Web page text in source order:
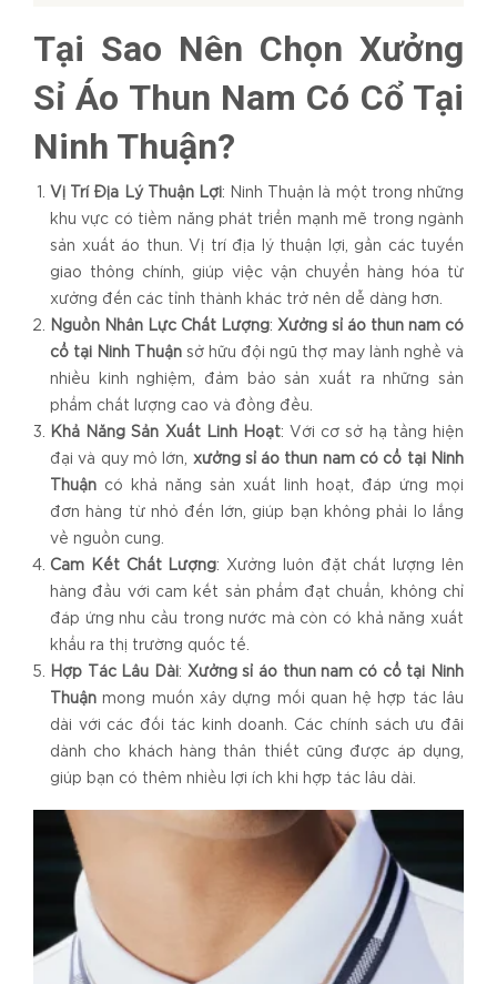
Tại Sao Nên Chọn Xưởng
Sỉ Áo Thun Nam Có Cổ Tại
Ninh Thuận?
Vị Trí Địa Lý Thuận Lợi: Ninh Thuận là một trong những
khu vực có tiềm năng phát triển mạnh mẽ trong ngành
sản xuất áo thun. Vị trí địa lý thuận lợi, gần các tuyến
giao thông chính, giúp việc vận chuyển hàng hóa từ
xưởng đến các tỉnh thành khác trở nên dễ dàng hơn.
Nguồn Nhân Lực Chất Lượng: Xưởng sỉ áo thun nam có
cổ tại Ninh Thuậnsở hữu đội ngũ thợ may lành nghề và
nhiều kinh nghiệm, đảm bảo sản xuất ra những sản
phẩm chất lượng cao và đồng đều.
Khả Năng Sản Xuất Linh Hoạt: Với cơ sở hạ tầng hiện
đại và quy mô lớn, xưởng sỉ áo thun nam có cổ tại Ninh
Thuận có khả năng sản xuất linh hoạt, đáp ứng mọi
đơn hàng từ nhỏ đến lớn, giúp bạn không phải lo lắng
về nguồn cung.
Cam Kết Chất Lượng: Xưởng luôn đặt chất lượng lên
hàng đầu với cam kết sản phẩm đạt chuẩn, không chỉ
đáp ứng nhu cầu trong nước mà còn có khả năng xuất
khẩu ra thị trường quốc tế.
Hợp Tác Lâu Dài: Xưởng sỉ áo thun nam có cổ tại Ninh
Thuận mong muốn xây dựng mối quan hệ hợp tác lâu
dài với các đối tác kinh doanh. Các chính sách ưu đãi
dành cho khách hàng thân thiết cũng được áp dụng,
giúp bạn có thêm nhiều lợi ích khi hợp tác lâu dài.